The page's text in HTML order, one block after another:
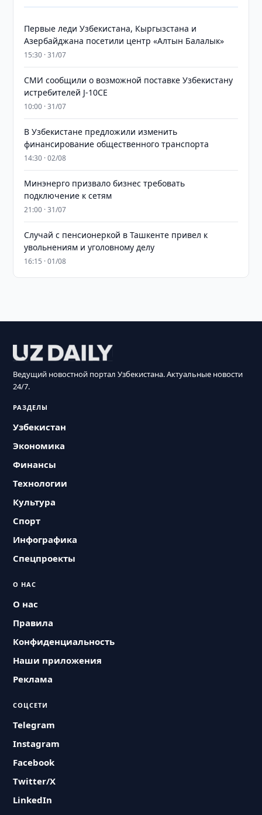
Первые леди Узбекистана, Кыргызстана и
Азербайджана посетили центр «Алтын Балалык»
15:30 · 31/07
СМИ сообщили о возможной поставке Узбекистану
истребителей J-10CE
10:00 · 31/07
В Узбекистане предложили изменить
финансирование общественного транспорта
14:30 · 02/08
Минэнерго призвало бизнес требовать
подключение к сетям
21:00 · 31/07
Случай с пенсионеркой в Ташкенте привел к
увольнениям и уголовному делу
16:15 · 01/08
Ведущий новостной портал Узбекистана. Актуальные новости
24/7.
РАЗДЕЛЫ
Узбекистан
Экономика
Финансы
Технологии
Культура
Спорт
Инфографика
Спецпроекты
О НАС
О нас
Правила
Конфиденциальность
Наши приложения
Реклама
СОЦСЕТИ
Telegram
Instagram
Facebook
Twitter/X
LinkedIn